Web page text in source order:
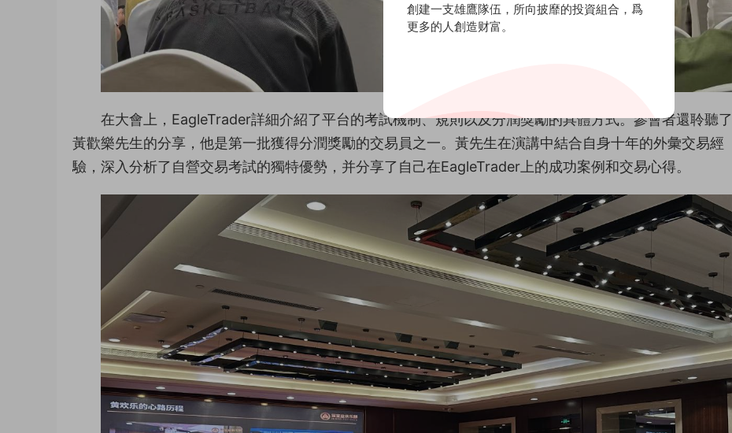
在大會上，EagleTrader詳細介紹了平台的考試機制、規則以及分潤獎勵的具體方式。參會者還聆聽了
黃歡樂先生的分享，他是第一批獲得分潤獎勵的交易員之一。黃先生在演講中結合自身十年的外彙交易經
驗，深入分析了自營交易考試的獨特優勢，并分享了自己在EagleTrader上的成功案例和交易心得。
創建一支雄鷹隊伍，所向披靡的投資組合，爲
更多的人創造财富。